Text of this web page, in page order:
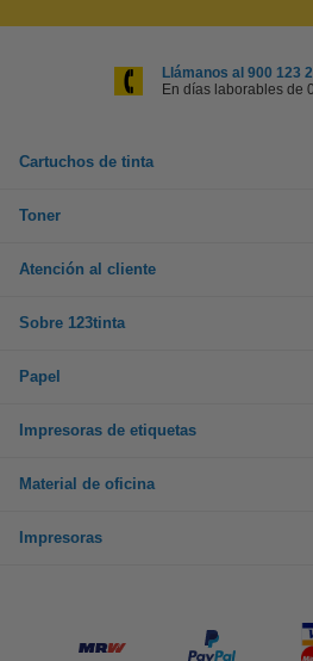
Llámanos al 900 123
En días laborables de
Cartuchos de tinta
Toner
Atención al cliente
Sobre 123tinta
Papel
Impresoras de etiquetas
Material de oficina
Impresoras